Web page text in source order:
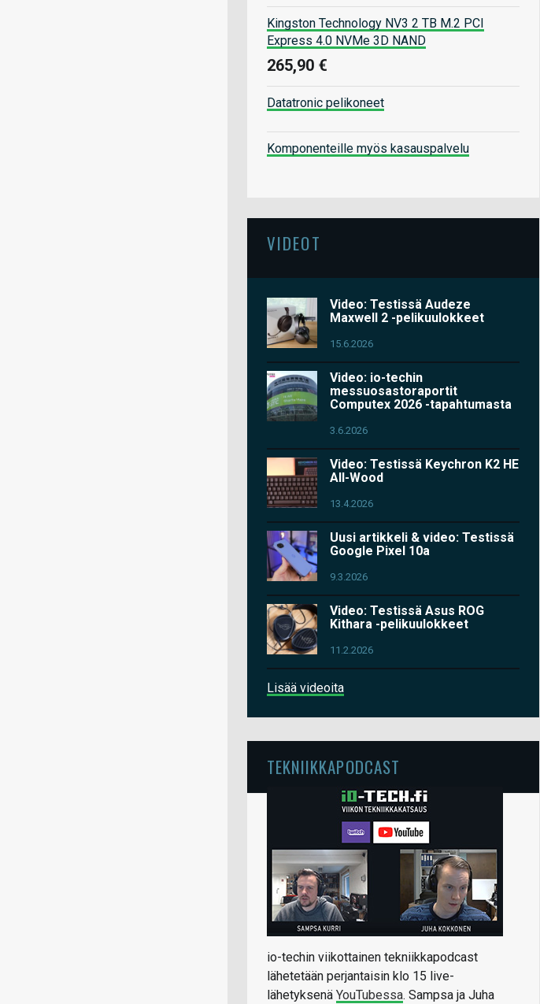
Kingston Technology NV3 2 TB M.2 PCI
Express 4.0 NVMe 3D NAND
265,90 €
Datatronic pelikoneet
Komponenteille myös kasauspalvelu
VIDEOT
Video: Testissä Audeze
Maxwell 2 -pelikuulokkeet
15.6.2026
Video: io-techin
messuosastoraportit
Computex 2026 -tapahtumasta
3.6.2026
Video: Testissä Keychron K2 HE
All-Wood
13.4.2026
Uusi artikkeli & video: Testissä
Google Pixel 10a
9.3.2026
Video: Testissä Asus ROG
Kithara -pelikuulokkeet
11.2.2026
Lisää videoita
TEKNIIKKAPODCAST
io-techin viikottainen tekniikkapodcast
lähetetään perjantaisin klo 15 live-
lähetyksenä YouTubessa. Sampsa ja Juha